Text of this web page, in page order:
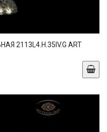
2113L4.H.35IV.G ART